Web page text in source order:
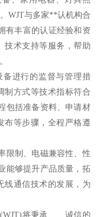
WJT与多家**认机构合
有丰富的认证经验和资
技术支持等服务，帮助
备进行的监督与管理措
制方式等技术指标符合
包括准备资料、申请材
布等步骤，全程严格遵
限制、电磁兼容性、性
能够提升产品质量，拓
线通信技术的发展，为
将秉承、、诚信的